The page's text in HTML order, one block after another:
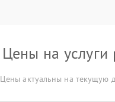
Цены на услуги
Цены актуальны на текущую